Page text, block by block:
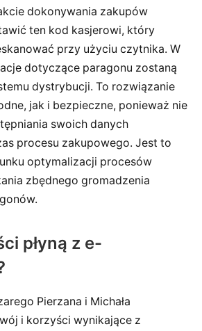
dokonywania zakupów
ten kod kasjerowi, który
przy użyciu czytnika. W
dotyczące paragonu zostaną
dystrybucji. To rozwiązanie
jak i bezpieczne, ponieważ nie
swoich danych
procesu zakupowego. Jest to
optymalizacji procesów
zbędnego gromadzenia
płyną z e-
Pierzana i Michała
i korzyści wynikające z